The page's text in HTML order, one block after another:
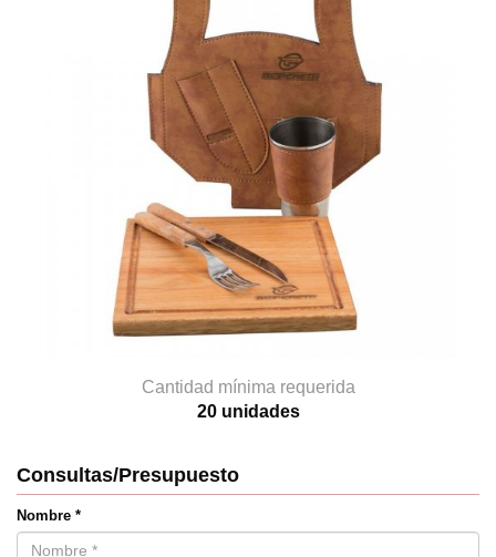
Cantidad mínima requerida
20 unidades
Consultas/Presupuesto
Nombre *